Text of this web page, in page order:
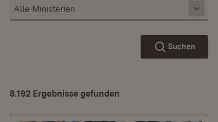
Suchen
8.192 Ergebnisse gefunden